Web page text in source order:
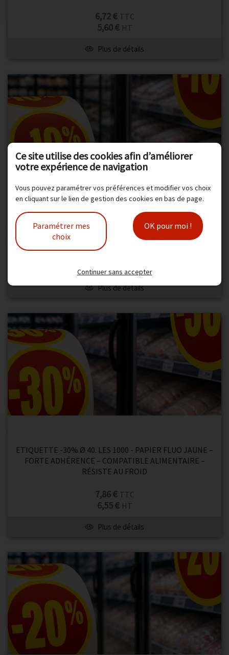
6,72 € TTC
5,60 € HT
Plus de détails
ETIQUETTE -10% Ø 40. LES 1000 - PAPIER FLUO JAUNE –
FORTE ADHÉRENCE – COMPATIBLE ALIMENTAIRE –
RÉSISTE AU FROID
Plus de détails
ETIQUETTE -30% Ø 40. LES 1000 - PAPIER FLUO JAUNE –
FORTE ADHÉRENCE – COMPATIBLE ALIMENTAIRE –
RÉSISTE AU FROID
7,86 € TTC
6,55 € HT
Plus de détails
Ce site utilise des cookies afin d’améliorer
votre expérience de navigation
Vous pouvez paramétrer vos préférences et modifier vos choix
en cliquant sur le lien de gestion des cookies en bas de page.
Paramétrer mes
choix
OK pour moi !
Continuer sans accepter